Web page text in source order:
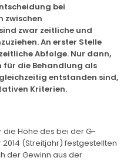
bei
zwischen
zwar zeitliche und
An erster Stelle
Abfolge. Nur dann,
für die Behandlung als
entstanden sind,
Kriterien.
die Höhe des bei der G-
2014 (Streitjahr) festgestellten
der Gewinn aus der